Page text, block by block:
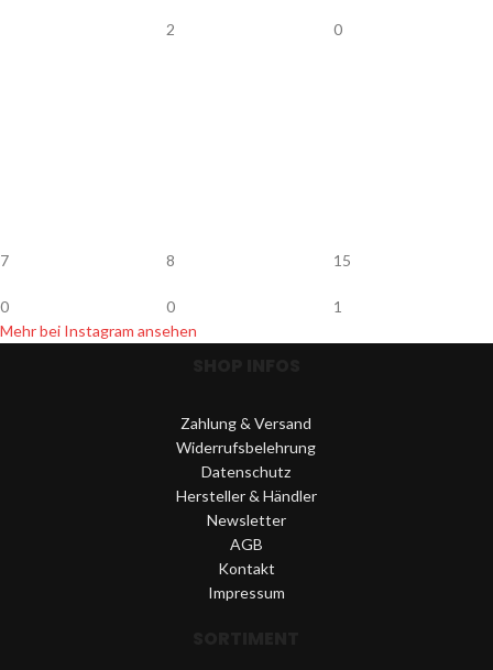
2 0
7
0
8
0
15
1
Mehr bei Instagram ansehen
Zahlung & Versand
Widerrufsbelehrung
Datenschutz
Hersteller & Händler
Newsletter
AGB
Kontakt
Impressum